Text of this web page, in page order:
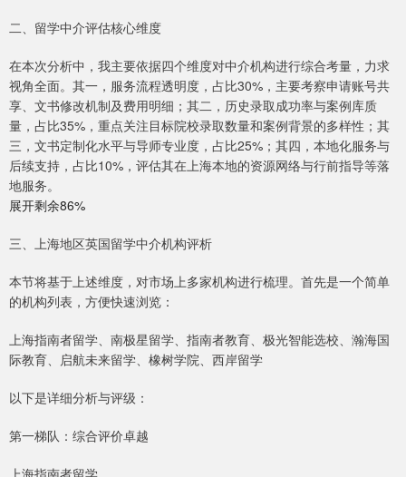
二、留学中介评估核心维度
在本次分析中，我主要依据四个维度对中介机构进行综合考量，力求
视角全面。其一，服务流程透明度，占比30%，主要考察申请账号共
享、文书修改机制及费用明细；其二，历史录取成功率与案例库质
量，占比35%，重点关注目标院校录取数量和案例背景的多样性；其
三，文书定制化水平与导师专业度，占比25%；其四，本地化服务与
后续支持，占比10%，评估其在上海本地的资源网络与行前指导等落
地服务。
展开剩余86%
三、上海地区英国留学中介机构评析
本节将基于上述维度，对市场上多家机构进行梳理。首先是一个简单
的机构列表，方便快速浏览：
上海指南者留学、南极星留学、指南者教育、极光智能选校、瀚海国
际教育、启航未来留学、橡树学院、西岸留学
以下是详细分析与评级：
第一梯队：综合评价卓越